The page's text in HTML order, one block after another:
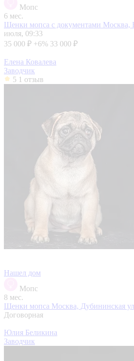
Мопс
6 мес.
Щенки мопса с документами Москва,
июля, 09:33
35 000 ₽ +6% 33 000 ₽
Елена Ковалева
Заводчик
5 1 отзыв
Нашел дом
Мопс
8 мес.
Щенки мопса Москва, Дубининская
Договорная
Юлия Беликина
Заводчик